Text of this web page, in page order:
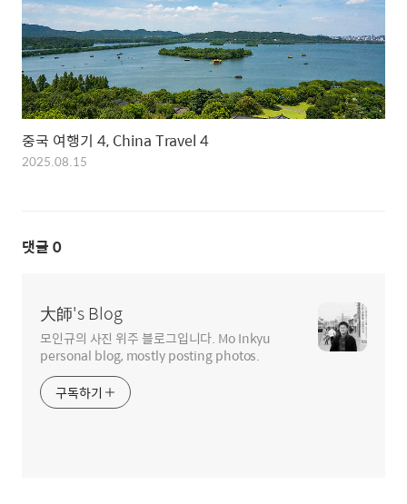
중국 여행기 4, China Travel 4
2025.08.15
댓글 0
大師's Blog
모인규의 사진 위주 블로그입니다. Mo Inkyu
personal blog, mostly posting photos.
구독하기